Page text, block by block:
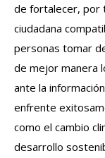
de fortalecer, por
ciudadana
personas tomar
de mejor manera
ante la
enfrente
como el cambio
desarrollo